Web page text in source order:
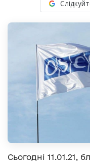
Сьогодні 11.01.21,